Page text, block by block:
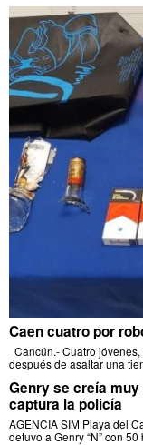
Caen cuatro por
Cancún.- Cuatro
después de asaltar una
Genry se creía
captura la policía
AGENCIA SIM Playa del
detuvo a Genry “N” con